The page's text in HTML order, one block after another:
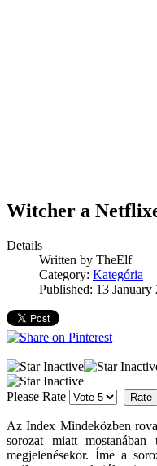
Witcher a
Details
Written by TheElf
Category: Kategória
Published: 13 January
Please Rate
Az Index Mindeközben
sorozat miatt
megjelenésekor. Íme a